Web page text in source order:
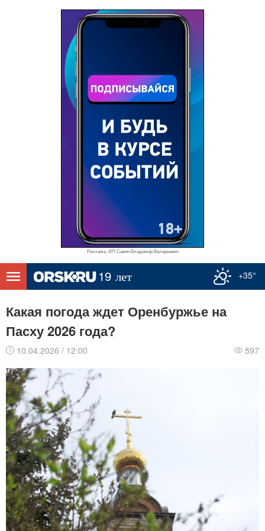
Реклама. ИП Савин Владимир Валерьевич
+35°
Какая погода ждет Оренбуржье на
Пасху 2026 года?
10.04.2026 / 12:00 597